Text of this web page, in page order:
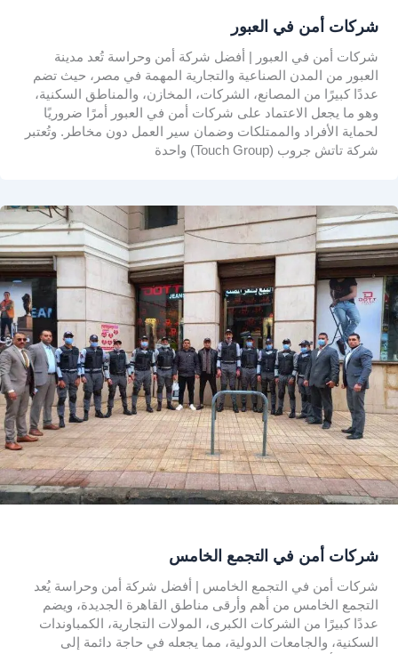
شركات أمن في العبور
شركات أمن في العبور | أفضل شركة أمن وحراسة تُعد مدينة
العبور من المدن الصناعية والتجارية المهمة في مصر، حيث تضم
عددًا كبيرًا من المصانع، الشركات، المخازن، والمناطق السكنية،
وهو ما يجعل الاعتماد على شركات أمن في العبور أمرًا ضروريًا
لحماية الأفراد والممتلكات وضمان سير العمل دون مخاطر. وتُعتبر
شركة تاتش جروب (Touch Group) واحدة
شركات أمن في التجمع الخامس
شركات أمن في التجمع الخامس | أفضل شركة أمن وحراسة يُعد
التجمع الخامس من أهم وأرقى مناطق القاهرة الجديدة، ويضم
عددًا كبيرًا من الشركات الكبرى، المولات التجارية، الكمباوندات
السكنية، والجامعات الدولية، مما يجعله في حاجة دائمة إلى